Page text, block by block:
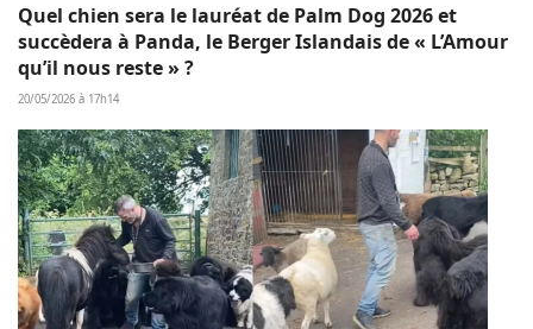
Quel chien sera le lauréat de Palm Dog 2026 et
succèdera à Panda, le Berger Islandais de « L’Amour
qu’il nous reste » ?
20/05/2026 à 17h14